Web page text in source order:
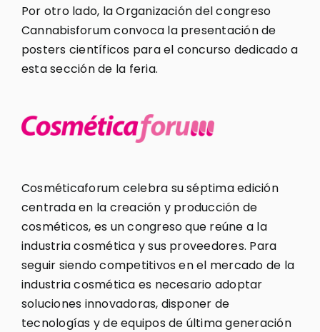
Por otro lado, la Organización del congreso
Cannabisforum convoca la presentación de
posters científicos para el concurso dedicado a
esta sección de la feria.
Cosméticaforum celebra su séptima edición
centrada en la creación y producción de
cosméticos, es un congreso que reúne a la
industria cosmética y sus proveedores. Para
seguir siendo competitivos en el mercado de la
industria cosmética es necesario adoptar
soluciones innovadoras, disponer de
tecnologías y de equipos de última generación